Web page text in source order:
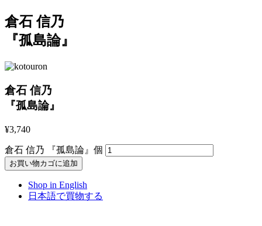
倉石 信乃
『孤島論』
倉石 信乃
『孤島論』
¥3,740
倉石 信乃 『孤島論』個
お買い物カゴに追加
Shop in English
日本語で買物する